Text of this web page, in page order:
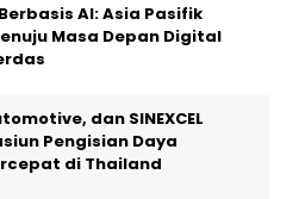
AI: Asia Pasifik
Masa Depan Digital
dan SINEXCEL
Pengisian Daya
di Thailand